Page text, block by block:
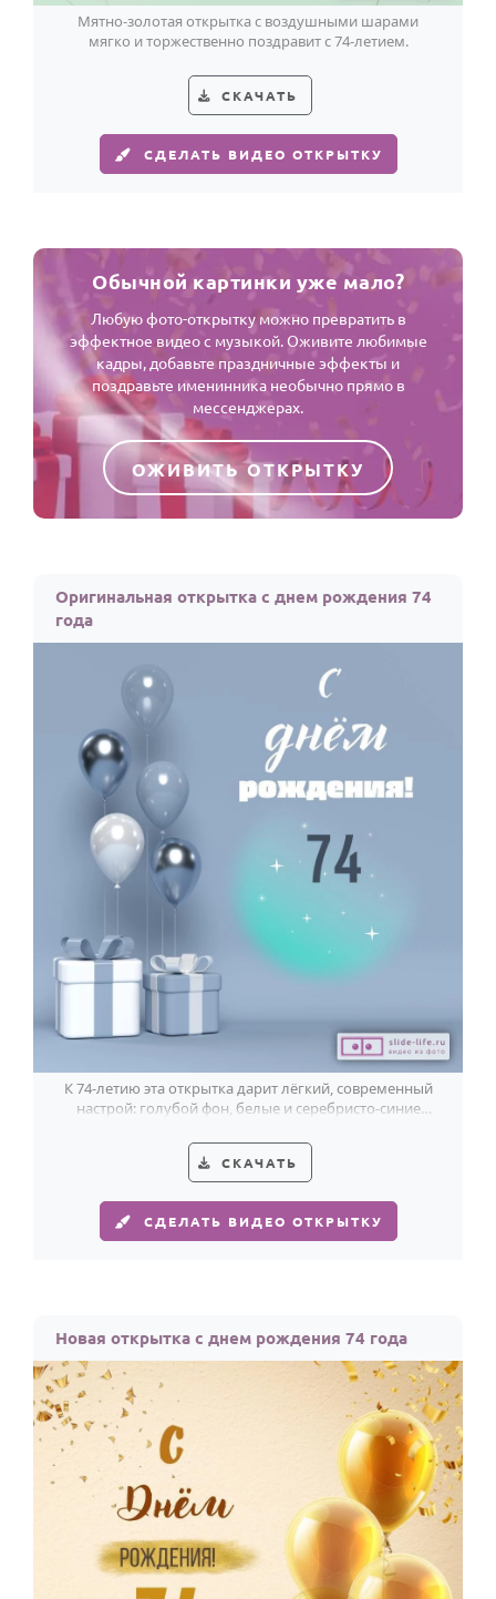
Мятно-золотая открытка с воздушными шарами
мягко и торжественно поздравит с 74-летием.
СКАЧАТЬ
СДЕЛАТЬ ВИДЕО ОТКРЫТКУ
Обычной картинки уже мало?
Любую фото-открытку можно превратить в
эффектное видео с музыкой. Оживите любимые
кадры, добавьте праздничные эффекты и
поздравьте именинника необычно прямо в
мессенджерах.
ОЖИВИТЬ ОТКРЫТКУ
Оригинальная открытка с днем рождения 74
года
К 74-летию эта открытка дарит лёгкий, современный
настрой: голубой фон, белые и серебристо-синие
СКАЧАТЬ
СДЕЛАТЬ ВИДЕО ОТКРЫТКУ
Новая открытка с днем рождения 74 года